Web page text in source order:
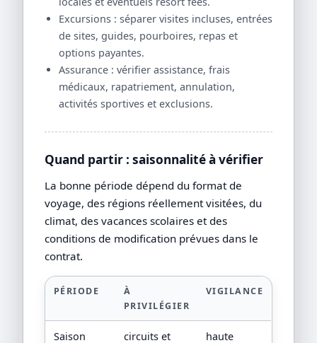
Excursions : séparer visites incluses, entrées
de sites, guides, pourboires, repas et
options payantes.
Assurance : vérifier assistance, frais
médicaux, rapatriement, annulation,
activités sportives et exclusions.
Quand partir : saisonnalité à vérifier
La bonne période dépend du format de
voyage, des régions réellement visitées, du
climat, des vacances scolaires et des
conditions de modification prévues dans le
contrat.
PÉRIODE
À
PRIVILÉGIER
VIGILANCE
Saison
circuits et
haute